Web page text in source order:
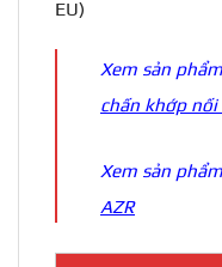
EU)
Xem sản
chấn khớp nối
Xem sản
AZR